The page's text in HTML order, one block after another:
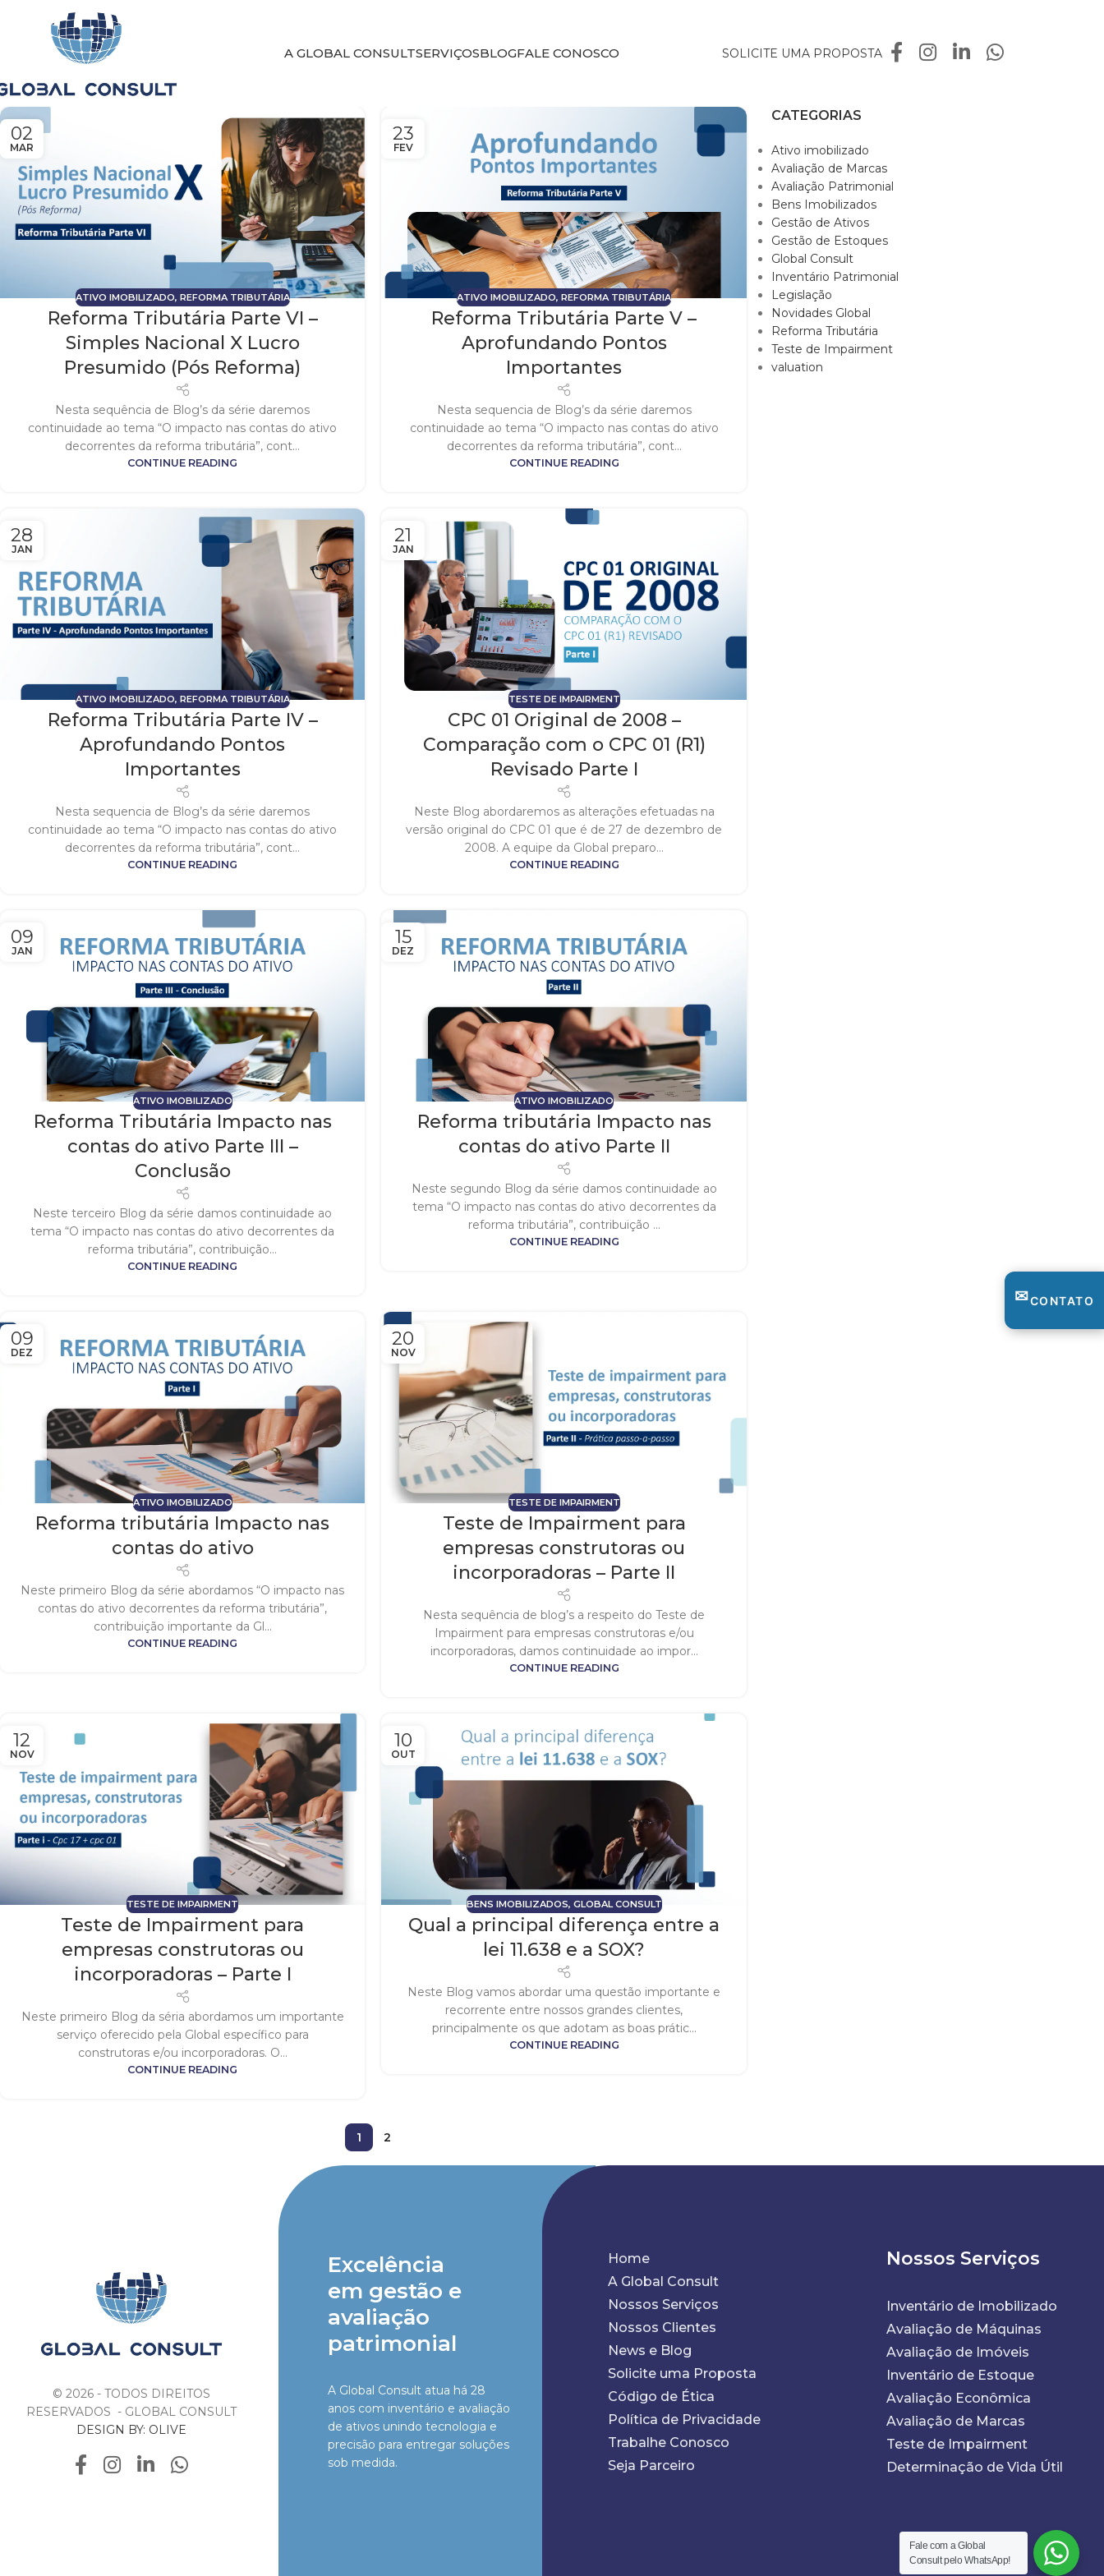
A GLOBAL CONSULTSERVIÇOSBLOGFALE CONOSCO SOLICITE UMA PROPOSTA
02
MAR
ATIVO IMOBILIZADO, REFORMA TRIBUTÁRIA
Reforma Tributária Parte VI –
Simples Nacional X Lucro
Presumido (Pós Reforma)
Nesta sequência de Blog’s da série daremos
continuidade ao tema “O impacto nas contas do ativo
decorrentes da reforma tributária”, cont...
CONTINUE READING
23
FEV
ATIVO IMOBILIZADO,REFORMA TRIBUTÁRIA
Reforma Tributária Parte V –
Aprofundando Pontos
Importantes
Nesta sequencia de Blog’s da série daremos
continuidade ao tema “O impacto nas contas do ativo
decorrentes da reforma tributária”, cont...
CONTINUE READING
28
JAN
ATIVO IMOBILIZADO, REFORMA TRIBUTÁRIA
Reforma Tributária Parte IV –
Aprofundando Pontos
Importantes
Nesta sequencia de Blog’s da série daremos
continuidade ao tema “O impacto nas contas do ativo
decorrentes da reforma tributária”, cont...
CONTINUE READING
21
JAN
TESTE DE IMPAIRMENT
CPC 01 Original de 2008 –
Comparação com o CPC 01 (R1)
Revisado Parte I
Neste Blog abordaremos as alterações efetuadas na
versão original do CPC 01 que é de 27 de dezembro de
2008. A equipe da Global preparo...
CONTINUE READING
09
JAN
ATIVO IMOBILIZADO
Reforma Tributária Impacto nas
contas do ativo Parte III –
Conclusão
Neste terceiro Blog da série damos continuidade ao
tema “O impacto nas contas do ativo decorrentes da
reforma tributária”, contribuição...
CONTINUE READING
15
DEZ
ATIVO IMOBILIZADO
Reforma tributária Impacto nas
contas do ativo Parte II
Neste segundo Blog da série damos continuidade ao
tema “O impacto nas contas do ativo decorrentes da
reforma tributária”, contribuição ...
CONTINUE READING
09
DEZ
ATIVO IMOBILIZADO
Reforma tributária Impacto nas
contas do ativo
Neste primeiro Blog da série abordamos “O impacto nas
contas do ativo decorrentes da reforma tributária”,
contribuição importante da Gl...
CONTINUE READING
20
NOV
TESTE DE IMPAIRMENT
Teste de Impairment para
empresas construtoras ou
incorporadoras – Parte II
Nesta sequência de blog’s a respeito do Teste de
Impairment para empresas construtoras e/ou
incorporadoras, damos continuidade ao impor...
CONTINUE READING
12
NOV
TESTE DE IMPAIRMENT
Teste de Impairment para
empresas construtoras ou
incorporadoras – Parte I
Neste primeiro Blog da séria abordamos um importante
serviço oferecido pela Global específico para
construtoras e/ou incorporadoras. O...
CONTINUE READING
10
OUT
BENS IMOBILIZADOS, GLOBAL CONSULT
Qual a principal diferença entre a
lei 11.638 e a SOX?
Neste Blog vamos abordar uma questão importante e
recorrente entre nossos grandes clientes,
principalmente os que adotam as boas prátic...
CONTINUE READING
1 2
CATEGORIAS
Ativo imobilizado
Avaliação de Marcas
Avaliação Patrimonial
Bens Imobilizados
Gestão de Ativos
Gestão de Estoques
Global Consult
Inventário Patrimonial
Legislação
Novidades Global
Reforma Tributária
Teste de Impairment
valuation
© 2026 - TODOS DIREITOS
RESERVADOS - GLOBAL CONSULT
DESIGN BY: OLIVE
Excelência
em gestão e
avaliação
patrimonial
A Global Consult atua há 28
anos com inventário e avaliação
de ativos unindo tecnologia e
precisão para entregar soluções
sob medida.
Home
A Global Consult
Nossos Serviços
Nossos Clientes
News e Blog
Solicite uma Proposta
Código de Ética
Política de Privacidade
Trabalhe Conosco
Seja Parceiro
Nossos Serviços
Inventário de Imobilizado
Avaliação de Máquinas
Avaliação de Imóveis
Inventário de Estoque
Avaliação Econômica
Avaliação de Marcas
Teste de Impairment
Determinação de Vida Útil
✉CONTATO
Fale com a Global
Consult pelo WhatsApp!